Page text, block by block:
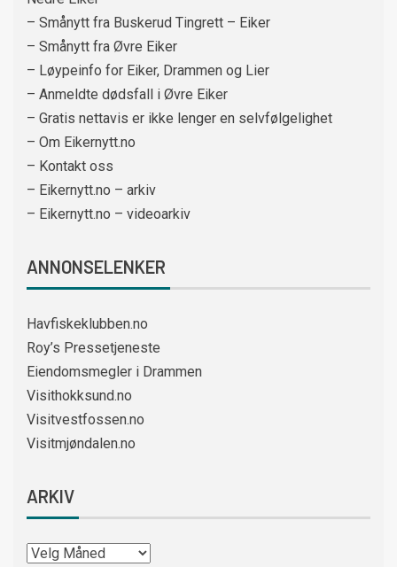
– Smånytt fra Buskerud Tingrett – Eiker
– Smånytt fra Øvre Eiker
– Løypeinfo for Eiker, Drammen og Lier
– Anmeldte dødsfall i Øvre Eiker
– Gratis nettavis er ikke lenger en selvfølgelighet
– Om Eikernytt.no
– Kontakt oss
– Eikernytt.no – arkiv
– Eikernytt.no – videoarkiv
ANNONSELENKER
Havfiskeklubben.no
Roy’s Pressetjeneste
Eiendomsmegler i Drammen
Visithokksund.no
Visitvestfossen.no
Visitmjøndalen.no
ARKIV